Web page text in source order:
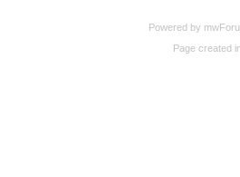
Powered by
Page created